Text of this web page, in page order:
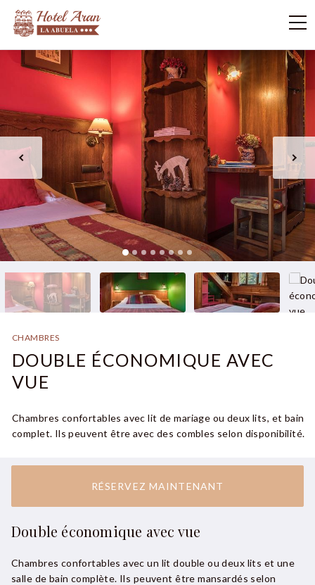
CHAMBRES
DOUBLE ÉCONOMIQUE AVEC
VUE
Chambres confortables avec lit de mariage ou deux lits, et bain
complet. Ils peuvent être avec des combles selon disponibilité.
RÉSERVEZ MAINTENANT
Double économique avec vue
Chambres confortables avec un lit double ou deux lits et une
salle de bain complète. Ils peuvent être mansardés selon